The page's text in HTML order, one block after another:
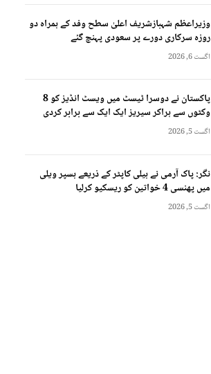
وزیراعظم شہبازشریف اعلیٰ سطح وفد کے ہمراہ دو
روزه سرکاری دورے پر سعودی پہنچ گئے
اگست 6, 2026
پاکستان نے دوسرا ٹیسٹ میں ویسٹ انڈیز کو 8
وکٹوں سے ہراکر سیریز ایک ایک سے برابر کردی
اگست 5, 2026
نگر: پاک آرمی نے ہیلی کاپٹر کے ذریعے ہسپر ویلی
میں پھنسی 4 خواتین کو ریسکیو کرلیا
اگست 5, 2026